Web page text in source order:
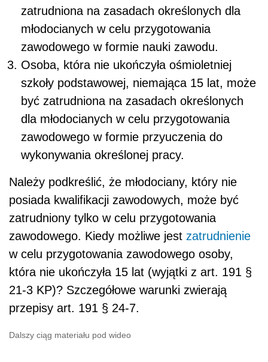
zatrudniona na zasadach określonych dla
młodocianych w celu przygotowania
zawodowego w formie nauki zawodu.
Osoba, która nie ukończyła ośmioletniej
szkoły podstawowej, niemająca 15 lat, może
być zatrudniona na zasadach określonych
dla młodocianych w celu przygotowania
zawodowego w formie przyuczenia do
wykonywania określonej pracy.
Należy podkreślić, że młodociany, który nie
posiada kwalifikacji zawodowych, może być
zatrudniony tylko w celu przygotowania
zawodowego. Kiedy możliwe jest zatrudnienie
w celu przygotowania zawodowego osoby,
która nie ukończyła 15 lat (wyjątki z art. 191 §
21-3 KP)? Szczegółowe warunki zwierają
przepisy art. 191 § 24-7.
Dalszy ciąg materiału pod wideo